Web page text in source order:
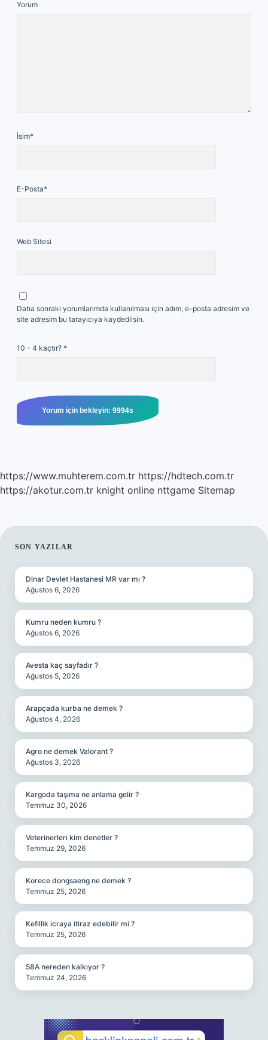
Yorum
İsim*
E-Posta*
Web Sitesi
Daha sonraki yorumlarımda kullanılması için adım, e-posta adresim ve
site adresim bu tarayıcıya kaydedilsin.
10 - 4 kaçtır? *
https://www.muhterem.com.tr https://hdtech.com.tr
https://akotur.com.tr knight online nttgame Sitemap
SIDEBAR
SON YAZILAR
Dinar Devlet Hastanesi MR var mı ?
Ağustos 6, 2026
Kumru neden kumru ?
Ağustos 6, 2026
Avesta kaç sayfadır ?
Ağustos 5, 2026
Arapçada kurba ne demek ?
Ağustos 4, 2026
Agro ne demek Valorant ?
Ağustos 3, 2026
Kargoda taşıma ne anlama gelir ?
Temmuz 30, 2026
Veterinerleri kim denetler ?
Temmuz 29, 2026
Korece dongsaeng ne demek ?
Temmuz 25, 2026
Kefillik icraya itiraz edebilir mi ?
Temmuz 25, 2026
58A nereden kalkıyor ?
Temmuz 24, 2026